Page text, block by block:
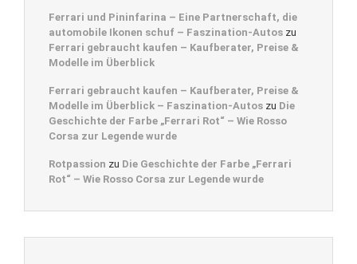
Ferrari und Pininfarina – Eine Partnerschaft, die
automobile Ikonen schuf – Faszination-Autos zu
Ferrari gebraucht kaufen – Kaufberater, Preise &
Modelle im Überblick
Ferrari gebraucht kaufen – Kaufberater, Preise &
Modelle im Überblick – Faszination-Autos zu Die
Geschichte der Farbe „Ferrari Rot“ – Wie Rosso
Corsa zur Legende wurde
Rotpassion zu Die Geschichte der Farbe „Ferrari
Rot“ – Wie Rosso Corsa zur Legende wurde